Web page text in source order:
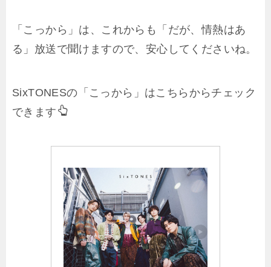
「こっから」は、これからも「だが、情熱はあ
る」放送で聞けますので、安心してくださいね。
SixTONESの「こっから」はこちらからチェック
できます